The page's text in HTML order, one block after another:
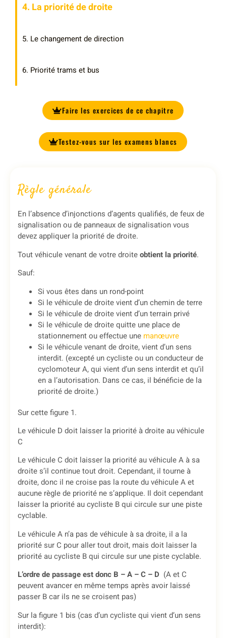
Règle générale
En l’absence d’injonctions d’agents qualifiés, de feux de
signalisation ou de panneaux de signalisation vous
devez appliquer la priorité de droite.
Tout véhicule venant de votre droiteobtient la priorité.
Sauf:
Si vous êtes dans un rond-point
Si le véhicule de droite vient d’un chemin de terre
Si le véhicule de droite vient d’un terrain privé
Si le véhicule de droite quitte une place de
stationnement ou effectue une manœuvre
Si le véhicule venant de droite, vient d’un sens
interdit. (excepté un cycliste ou un conducteur de
cyclomoteur A, qui vient d’un sens interdit et qu’il
en a l’autorisation. Dans ce cas, il bénéficie de la
priorité de droite.)
Sur cette figure 1.
Le véhicule D doit laisser la priorité à droite au véhicule
C
Le véhicule C doit laisser la priorité au véhicule A à sa
droite s’il continue tout droit. Cependant, il tourne à
droite, donc il ne croise pas la route du véhicule A et
aucune règle de priorité ne s’applique. Il doit cependant
laisser la priorité au cycliste B qui circule sur une piste
cyclable.
Le véhicule A n’a pas de véhicule à sa droite, il a la
priorité sur C pour aller tout droit, mais doit laisser la
priorité au cycliste B qui circule sur une piste cyclable.
L’ordre de passage est donc B – A – C – D (A et C
peuvent avancer en même temps après avoir laissé
passer B car ils ne se croisent pas)
Sur la figure 1 bis (cas d’un cycliste qui vient d’un sens
interdit):
4. La priorité de droite
5. Le changement de direction
6. Priorité trams et bus
Faire les exercices de ce chapitre
Testez-vous sur les examens blancs